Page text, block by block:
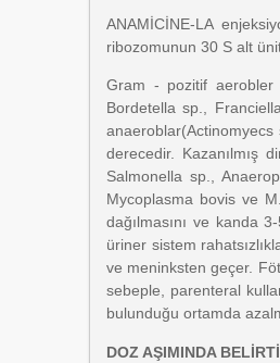
ANAMİCİNE-LA
ribozomunun 30 S alt
Gram - pozitif aerobler
Bordetella sp.,
derecedir. Kazanılmış
Salmonella sp.,
Mycoplasma bovis ve
dağılmasını ve kanda
üriner sistem
ve meninksten geçer.
sebeple, parenteral
bulunduğu ortamda
DOZ AŞIMINDA